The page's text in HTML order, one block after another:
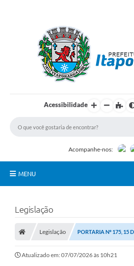
Acessibilidade
Acompanhe-nos:
MENU
Controle Interno
Turismo
Publicações Oficiais
Legislação
Legislação PORTARIA Nº 175, 15
Atualizado em: 07/07/2026 às 10h21